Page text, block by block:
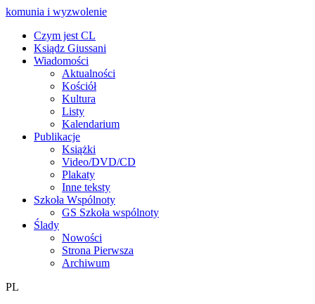
komunia i wyzwolenie
Czym jest CL
Ksiądz Giussani
Wiadomości
Aktualności
Kościół
Kultura
Listy
Kalendarium
Publikacje
Książki
Video/DVD/CD
Plakaty
Inne teksty
Szkoła Wspólnoty
GS Szkoła wspólnoty
Ślady
Nowości
Strona Pierwsza
Archiwum
PL